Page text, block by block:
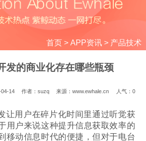
首页> APP资讯> 产品技术
发的商业化存在哪些瓶颈
04-14 作者：suzq 来源：www.ewhale.cn 人气： 0
让用户在碎片化时间里通过听觉获
用户来说这种提升信息获取效率的
移动信息时代的便捷，但对于电台